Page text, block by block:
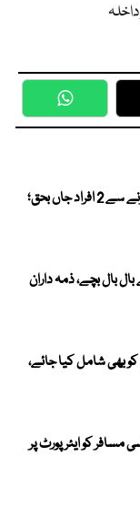
WhatsApp
بارشوں کی تباہی؛ قصور میں چھتیں گرنے سے 2 افراد جاں بحق؛
سے بال بال بچے، ذمہ داران
بھی شامل کیا جائے،
کو ایئرپورٹ پر